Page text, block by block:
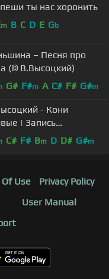
ты нас хоронить
m B C D E Gb
– Песня про
(© В.Высоцкий)
G# F#m A C# F# G#m
- Кони
| Запись
C# F# Bm D D# G#m
Use
Privacy Policy
User Manual